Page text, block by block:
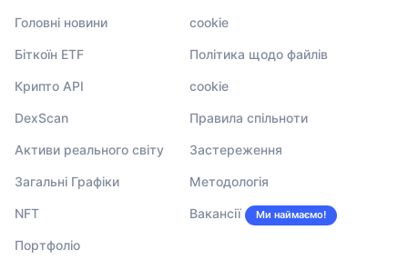
Головні новини
Біткоїн ETF
Крипто API
DexScan
Активи реального світу
Загальні Графіки
NFT
Портфоліо
cookie
Політика щодо файлів
cookie
Правила спільноти
Застереження
Методологія
Вакансії Ми наймаємо!